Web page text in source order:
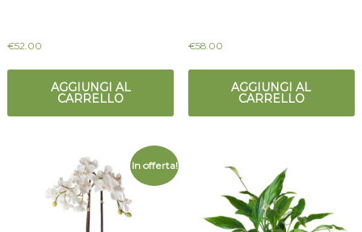
€52.00
AGGIUNGI AL
CARRELLO
€58.00
AGGIUNGI AL
CARRELLO
In offerta!